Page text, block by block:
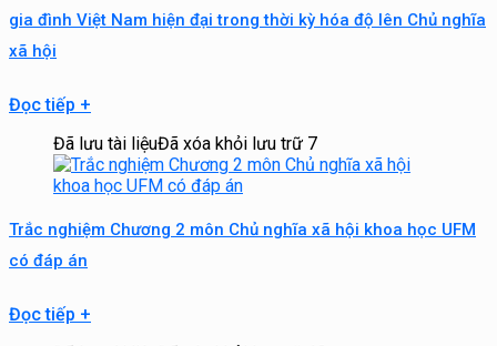
gia đình Việt Nam hiện đại trong thời kỳ hóa độ lên Chủ nghĩa
xã hội
Đọc tiếp +
Đã lưu tài liệuĐã xóa khỏi lưu trữ 7
Trắc nghiệm Chương 2 môn Chủ nghĩa xã hội khoa học UFM
có đáp án
Đọc tiếp +